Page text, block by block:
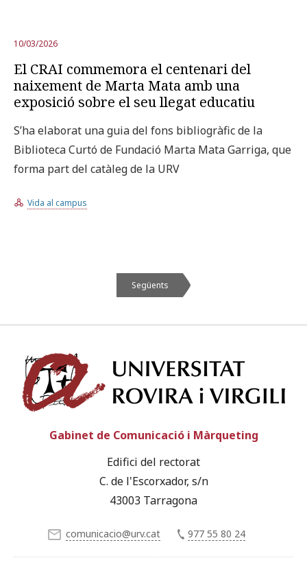
10/03/2026
El CRAI commemora el centenari del
naixement de Marta Mata amb una
exposició sobre el seu llegat educatiu
S’ha elaborat una guia del fons bibliogràfic de la
Biblioteca Curtó de Fundació Marta Mata Garriga, que
forma part del catàleg de la URV
Vida al campus
Següents
Gabinet de Comunicació i Màrqueting
Edifici del rectorat
C. de l'Escorxador, s/n
43003 Tarragona
comunicacio@urv.cat 977 55 80 24